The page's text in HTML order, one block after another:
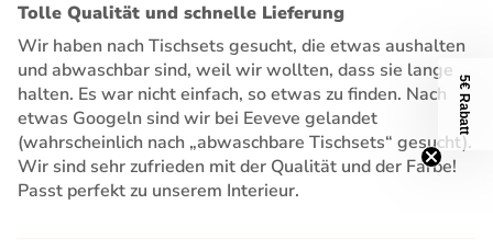
Tolle Qualität und schnelle Lieferung
Wir haben nach Tischsets gesucht, die etwas aushalten
und abwaschbar sind, weil wir wollten, dass sie lange
halten. Es war nicht einfach, so etwas zu finden. Nach
etwas Googeln sind wir bei Eeveve gelandet
(wahrscheinlich nach „abwaschbare Tischsets“ gesucht).
Wir sind sehr zufrieden mit der Qualität und der Farbe!
Passt perfekt zu unserem Interieur.
5€ Rabatt